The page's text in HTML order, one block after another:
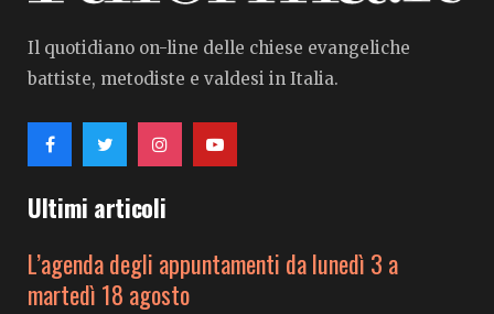
Il quotidiano on-line delle chiese evangeliche
battiste, metodiste e valdesi in Italia.
Ultimi articoli
L’agenda degli appuntamenti da lunedì 3 a
martedì 18 agosto